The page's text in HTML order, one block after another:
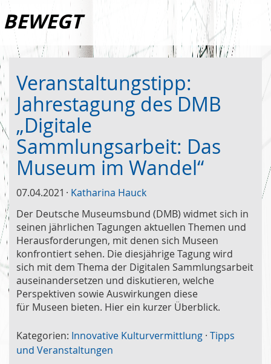
BEWEGT
Veranstaltungstipp:
Jahrestagung des DMB
„Digitale
Sammlungsarbeit: Das
Museum im Wandel“
07.04.2021
Katharina Hauck
Der Deutsche Museumsbund (DMB) widmet sich in
seinen jährlichen Tagungen aktuellen Themen und
Herausforderungen, mit denen sich Museen
konfrontiert sehen. Die diesjährige Tagung wird
sich mit dem Thema der Digitalen Sammlungsarbeit
auseinandersetzen und diskutieren, welche
Perspektiven sowie Auswirkungen diese
für Museen bieten. Hier ein kurzer Überblick.
Kategorien: Innovative Kulturvermittlung · Tipps
und Veranstaltungen